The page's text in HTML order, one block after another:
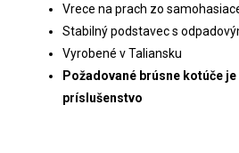
Vrece na prach zo
Stabilný podstavec s
Vyrobené v Taliansku
Požadované brúsne kotúče
príslušenstvo